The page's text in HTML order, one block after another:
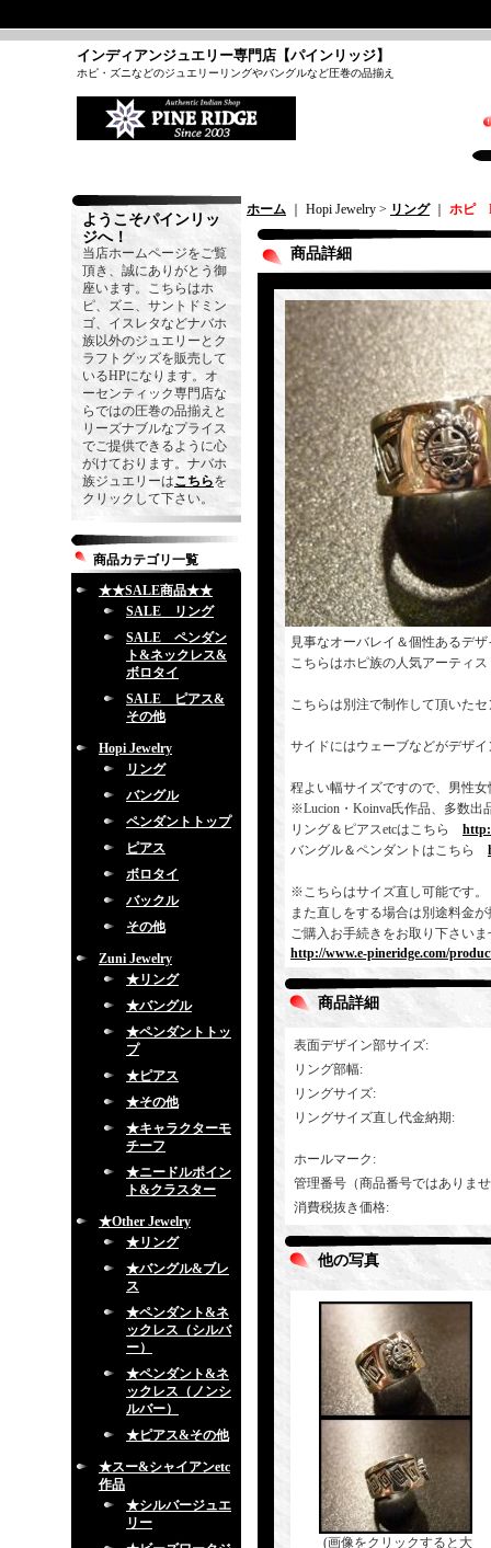
インディアンジュエリー専門店【パインリッジ】
ホピ・ズニなどのジュエリーリングやバングルなど圧巻の品揃え
ようこそパインリッ
ジへ！
当店ホームページをご覧
頂き、誠にありがとう御
座います。こちらはホ
ピ、ズニ、サントドミン
ゴ、イスレタなどナバホ
族以外のジュエリーとク
ラフトグッズを販売して
いるHPになります。オ
ーセンティック専門店な
らではの圧巻の品揃えと
リーズナブルなプライス
でご提供できるように心
がけております。ナバホ
族ジュエリーはこちらを
クリックして下さい。
商品カテゴリ一覧
★★SALE商品★★
SALE リング
SALE ペンダン
ト&ネックレス&
ボロタイ
SALE ピアス&
その他
Hopi Jewelry
リング
バングル
ペンダントトップ
ピアス
ボロタイ
バックル
その他
Zuni Jewelry
★リング
★バングル
★ペンダントトッ
プ
★ピアス
★その他
★キャラクターモ
チーフ
★ニードルポイン
ト&クラスター
★Other Jewelry
★リング
★バングル&ブレ
ス
★ペンダント&ネ
ックレス（シルバ
ー）
★ペンダント&ネ
ックレス（ノンシ
ルバー）
★ピアス&その他
★スー&シャイアンetc
作品
★シルバージュエ
リー
ホーム ｜ Hopi Jewelry > リング｜ ホピ
商品詳細
見事なオーバレイ＆個性あるデ
こちらはホピ族の人気アーティ
こちらは別注で制作して頂いた
サイドにはウェーブなどがデザ
程よい幅サイズですので、男性
※Lucion・Koinva氏作品、多数出
リング＆ピアスetcはこちら
バングル＆ペンダントはこちら
※こちらはサイズ直し可能です
また直しをする場合は別途料金
ご購入お手続きをお取り下さいま
http://www.e-pineridge.com/
商品詳細
表面デザイン部サイズ:
リング部幅:
リングサイズ:
リングサイズ直し代金納期:
ホールマーク :
管理番号（商品番号ではありま
消費税抜き価格:
他の写真
(画像をクリックすると大